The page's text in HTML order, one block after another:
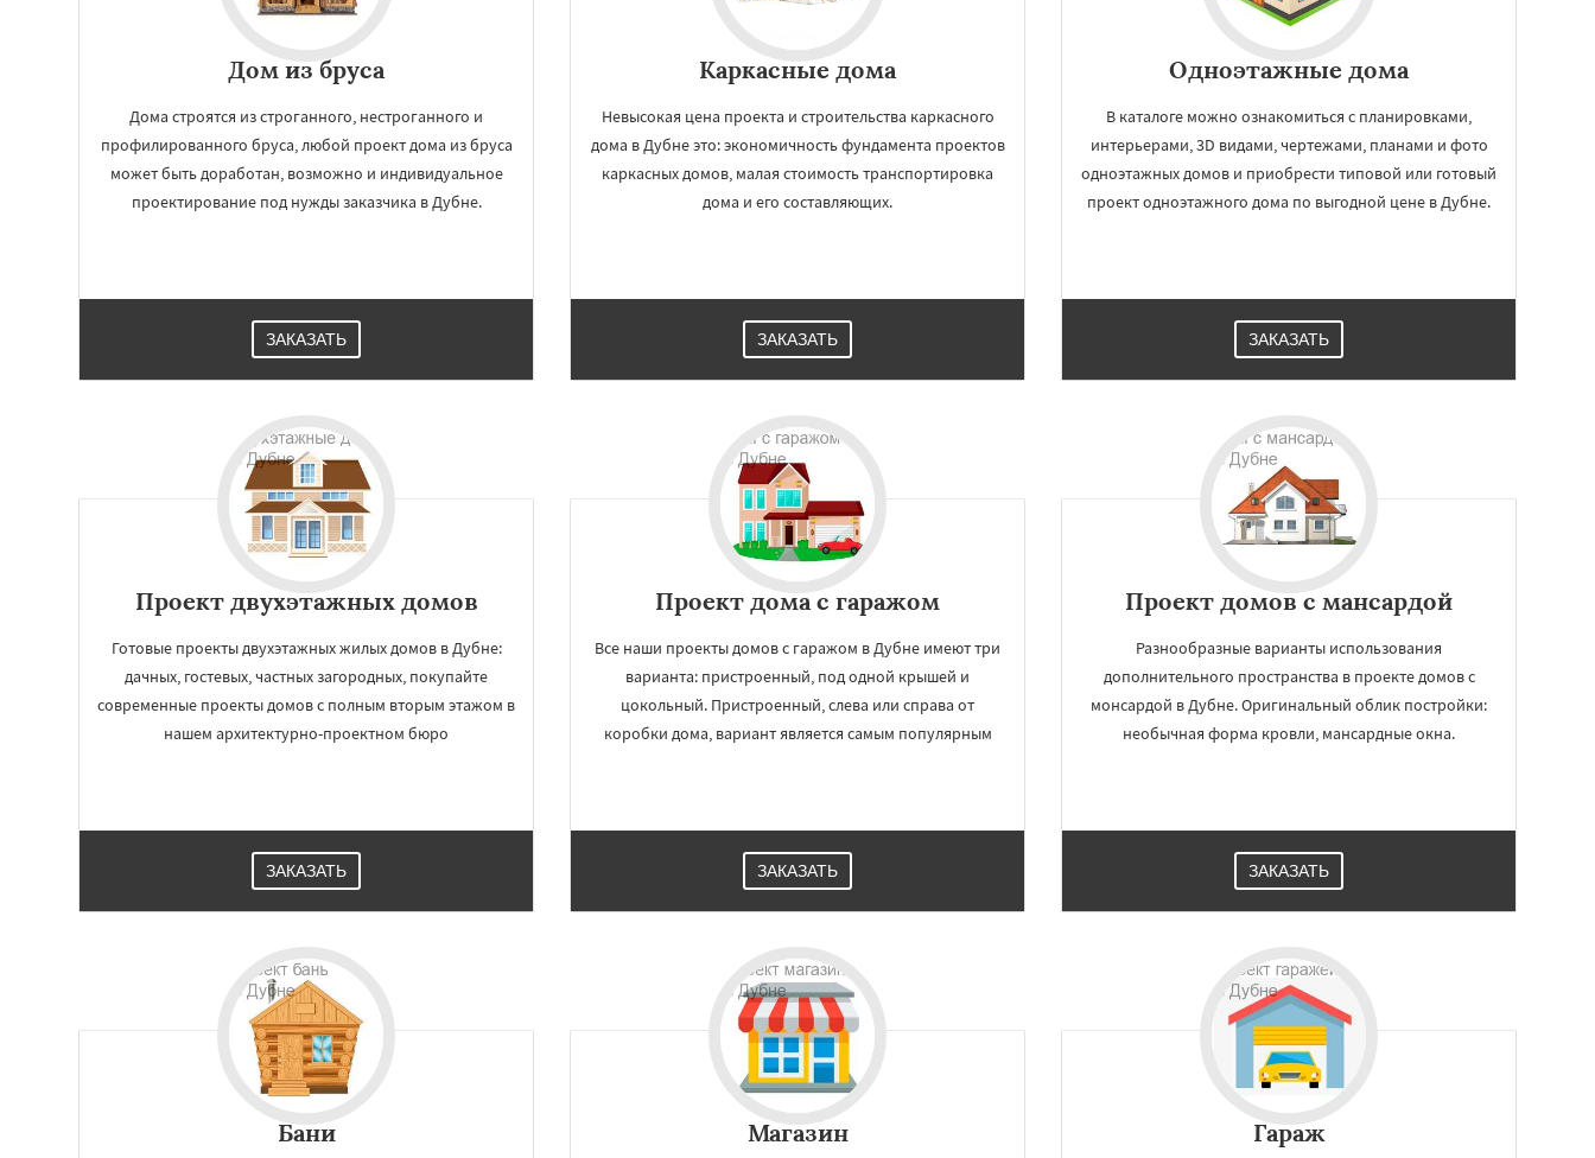
регионам
×
Дом из бруса
Дома строятся из строганного, нестроганного и
профилированного бруса, любой проект дома из бруса
может быть доработан, возможно и индивидуальное
проектирование под нужды заказчика в Дубне.
ЗАКАЗАТЬ
Каркасные дома
Невысокая цена проекта и строительства каркасного
дома в Дубне это: экономичность фундамента проектов
каркасных домов, малая стоимость транспортировка
дома и его составляющих.
ЗАКАЗАТЬ
Одноэтажные дома
В каталоге можно ознакомиться с планировками,
интерьерами, 3D видами, чертежами, планами и фото
одноэтажных домов и приобрести типовой или готовый
проект одноэтажного дома по выгодной цене в Дубне.
ЗАКАЗАТЬ
Проект двухэтажных домов
Готовые проекты двухэтажных жилых домов в Дубне:
дачных, гостевых, частных загородных, покупайте
современные проекты домов с полным вторым этажом в
нашем архитектурно-проектном бюро
ЗАКАЗАТЬ
Проект дома с гаражом
Все наши проекты домов с гаражом в Дубне имеют три
варианта: пристроенный, под одной крышей и
цокольный. Пристроенный, слева или справа от
коробки дома, вариант является самым популярным
ЗАКАЗАТЬ
Проект домов с мансардой
Разнообразные варианты использования
дополнительного пространства в проекте домов с
монсардой в Дубне. Оригинальный облик постройки:
необычная форма кровли, мансардные окна.
ЗАКАЗАТЬ
Бани Магазин Гараж
УЗНАТЬ ПОДРОБНЕЕ
Даю согласие на обработку персональных данных